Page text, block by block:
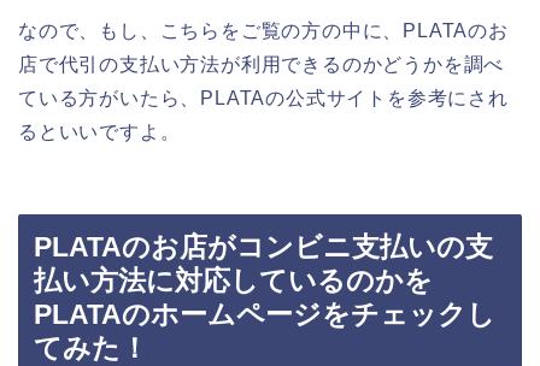
なので、もし、こちらをご覧の方の中に、PLATAのお
店で代引の支払い方法が利用できるのかどうかを調べ
ている方がいたら、PLATAの公式サイトを参考にされ
るといいですよ。
PLATAのお店がコンビニ支払いの支
払い方法に対応しているのかを
PLATAのホームページをチェックし
てみた！